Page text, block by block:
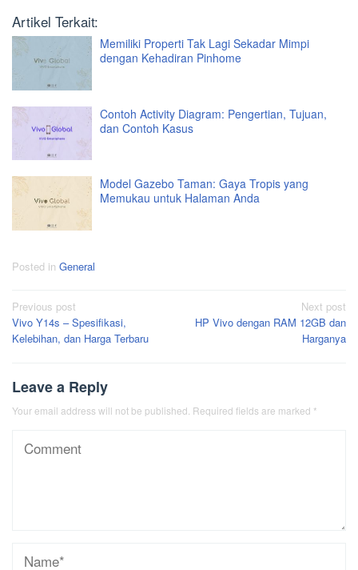
Artikel Terkait:
Memiliki Properti Tak Lagi Sekadar Mimpi
dengan Kehadiran Pinhome
Contoh Activity Diagram: Pengertian, Tujuan,
dan Contoh Kasus
Model Gazebo Taman: Gaya Tropis yang
Memukau untuk Halaman Anda
Posted in General
Post
navigation
Previous post
Vivo Y14s – Spesifikasi,
Kelebihan, dan Harga Terbaru
Next post
HP Vivo dengan RAM 12GB dan
Harganya
Leave a Reply
Your email address will not be published. Required fields are marked *